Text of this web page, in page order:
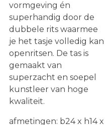
vormgeving én
superhandig door de
dubbele rits waarmee
je het tasje volledig kan
openritsen. De tas is
gemaakt van
superzacht en soepel
kunstleer van hoge
kwaliteit.
afmetingen: b24 x h14 x